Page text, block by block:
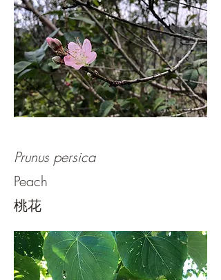
Prunus persica
Peach
桃花